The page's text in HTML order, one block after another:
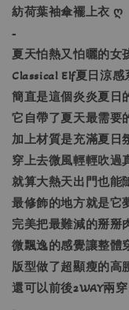
紡荷葉袖傘襬上衣 ღ
-
夏天怕熱又怕曬的女
Classical Elf夏日涼感
簡直是這個炎炎夏日
它自帶了夏天最需要
加上材質是充滿夏日
穿上去微風輕輕吹過
就算大熱天出門也能
最修飾的地方就是它
完美把最難減的掰掰
微飄逸的感覺讓整體
版型做了超顯瘦的高
還可以前後2WAY兩